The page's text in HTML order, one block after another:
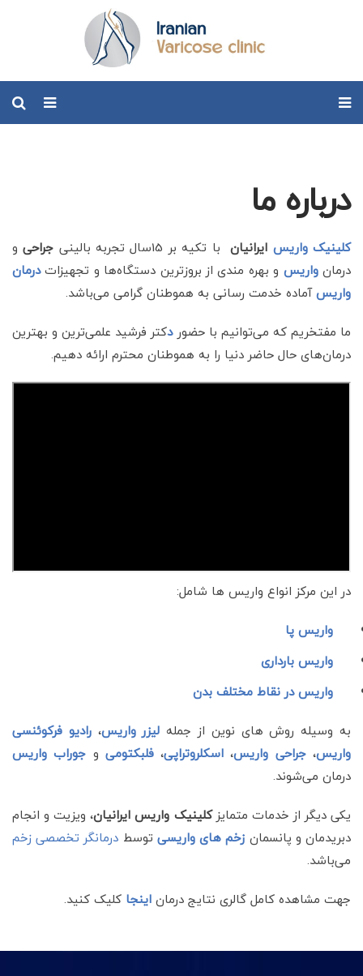
درباره ما
کلینیک واریس ایرانیان با تکیه بر 15سال تجربه بالینی جراحیو
درمانواریس و بهره مندی از بروز‌ترین دستگاه‌ها و تجهیزاتدرمان
واریسآماده خدمت رسانی به هموطنان گرامی می‌باشد.
ما مفتخریم که می‌توانیم با حضوردکتر فرشید علمی‌ترین و بهترین
درمان‌های حال حاضر دنیا را به هموطنان محترم ارائه دهیم.
در این مرکز انواع واریس ها شامل:
واریس پا
واریس بارداری
واریس در نقاط مختلف بدن
به وسیله روش های نوین از جمله لیزر واریس،رادیو فرکوئنسی
واریس،جراحی واریس،اسکلروتراپی،فلبکتومی و جوراب واریس
درمان می‌شوند.
یکی دیگر از خدمات متمایزکلینیک واریس ایرانیان، ویزیت و انجام
دبریدمان و پانسمان زخم های واریسی توسط درمانگر تخصصی زخم
می‌باشد.
جهت مشاهده کامل گالری نتایج درماناینجا کلیک کنید.